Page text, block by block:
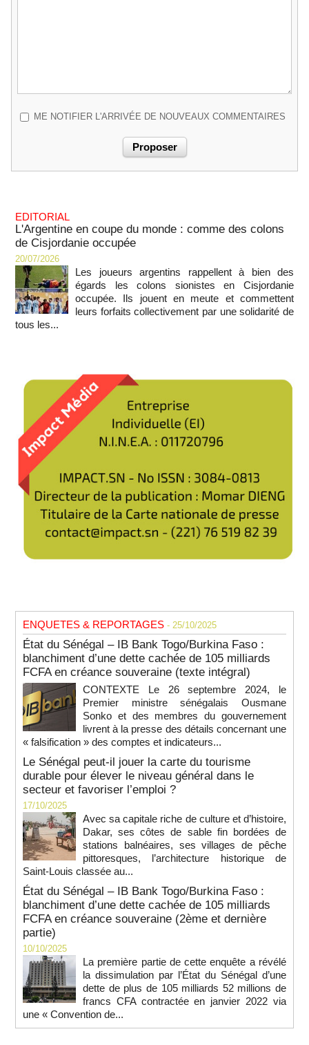
ME NOTIFIER L'ARRIVÉE DE NOUVEAUX COMMENTAIRES
EDITORIAL
L'Argentine en coupe du monde : comme des colons
de Cisjordanie occupée
20/07/2026
Les joueurs argentins rappellent à bien des
égards les colons sionistes en Cisjordanie
occupée. Ils jouent en meute et commettent
leurs forfaits collectivement par une solidarité de
tous les...
ENQUETES & REPORTAGES - 25/10/2025
État du Sénégal – IB Bank Togo/Burkina Faso :
blanchiment d’une dette cachée de 105 milliards
FCFA en créance souveraine (texte intégral)
CONTEXTE Le 26 septembre 2024, le
Premier ministre sénégalais Ousmane
Sonko et des membres du gouvernement
livrent à la presse des détails concernant une
« falsification » des comptes et indicateurs...
Le Sénégal peut-il jouer la carte du tourisme
durable pour élever le niveau général dans le
secteur et favoriser l’emploi ?
17/10/2025
Avec sa capitale riche de culture et d’histoire,
Dakar, ses côtes de sable fin bordées de
stations balnéaires, ses villages de pêche
pittoresques, l’architecture historique de
Saint-Louis classée au...
État du Sénégal – IB Bank Togo/Burkina Faso :
blanchiment d’une dette cachée de 105 milliards
FCFA en créance souveraine (2ème et dernière
partie)
10/10/2025
La première partie de cette enquête a révélé
la dissimulation par l’État du Sénégal d’une
dette de plus de 105 milliards 52 millions de
francs CFA contractée en janvier 2022 via
une « Convention de...